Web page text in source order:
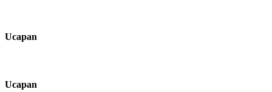
Ucapan
Ucapan